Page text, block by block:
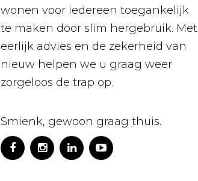
wonen voor iedereen toegankelijk
te maken door slim hergebruik. Met
eerlijk advies en de zekerheid van
nieuw helpen we u graag weer
zorgeloos de trap op.
Smienk, gewoon graag thuis.